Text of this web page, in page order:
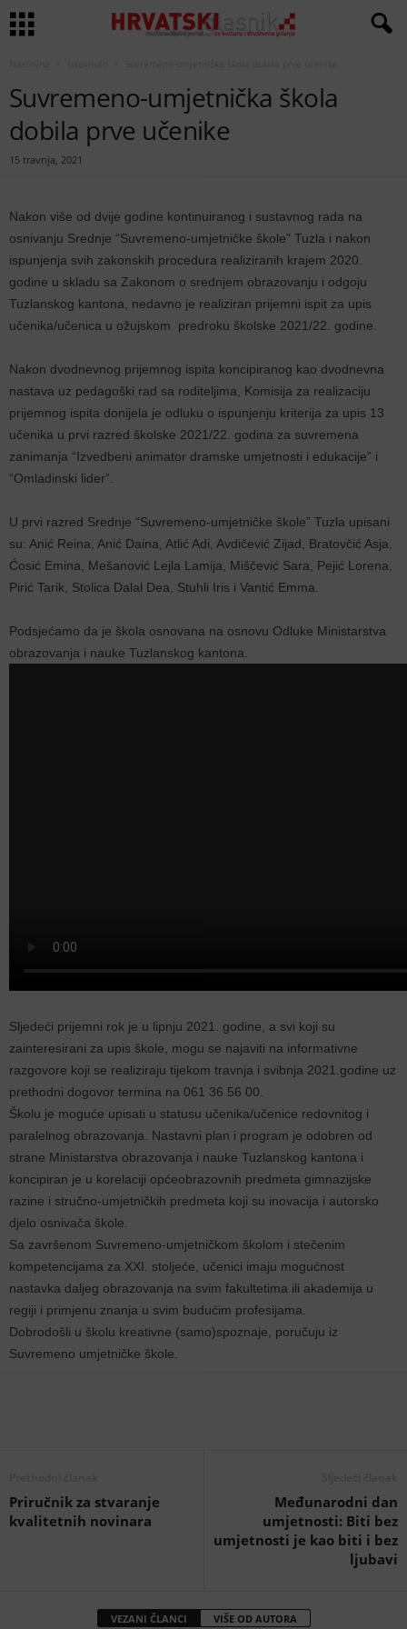
Suvremeno-umjetnička škola
dobila prve učenike
15 travnja, 2021
Nakon više od dvije godine kontinuiranog i sustavnog rada na
osnivanju Srednje “Suvremeno-umjetničke škole” Tuzla i nakon
ispunjenja svih zakonskih procedura realiziranih krajem 2020.
godine u skladu sa Zakonom o srednjem obrazovanju i odgoju
Tuzlanskog kantona, nedavno je realiziran prijemni ispit za upis
učenika/učenica u ožujskom predroku školske 2021/22. godine.
Nakon dvodnevnog prijemnog ispita koncipiranog kao dvodnevna
nastava uz pedagoški rad sa roditeljima, Komisija za realizaciju
prijemnog ispita donijela je odluku o ispunjenju kriterija za upis 13
učenika u prvi razred školske 2021/22. godina za suvremena
zanimanja “Izvedbeni animator dramske umjetnosti i edukacije” i
“Omladinski lider”.
U prvi razred Srednje “Suvremeno-umjetničke škole” Tuzla upisani
su: Anić Reina, Anić Daina, Atlić Adi, Avdičević Zijad, Bratovčić Asja,
Ćosić Emina, Mešanović Lejla Lamija, Miščević Sara, Pejić Lorena,
Pirić Tarik, Stolica Dalal Dea, Stuhli Iris i Vantić Emma.
Podsjećamo da je škola osnovana na osnovu Odluke Ministarstva
obrazovanja i nauke Tuzlanskog kantona.
Sljedeći prijemni rok je u lipnju 2021. godine, a svi koji su
zainteresirani za upis škole, mogu se najaviti na informativne
razgovore koji se realiziraju tijekom travnja i svibnja 2021.godine uz
prethodni dogovor termina na 061 36 56 00.
Školu je moguće upisati u statusu učenika/učenice redovnitog i
paralelnog obrazovanja. Nastavni plan i program je odobren od
strane Ministarstva obrazovanja i nauke Tuzlanskog kantona i
koncipiran je u korelaciji općeobrazovnih predmeta gimnazijske
razine i stručno-umjetničkih predmeta koji su inovacija i autorsko
djelo osnivača škole.
Sa završenom Suvremeno-umjetničkom školom i stečenim
kompetencijama za XXI. stoljeće, učenici imaju mogućnost
nastavka daljeg obrazovanja na svim fakultetima ili akademija u
regiji i primjenu znanja u svim budućim profesijama.
Dobrodošli u školu kreativne (samo)spoznaje, poručuju iz
Suvremeno umjetničke škole.
Priručnik za stvaranje
kvalitetnih novinara
Međunarodni dan
umjetnosti: Biti bez
umjetnosti je kao biti i bez
ljubavi
VEZANI ČLANCI VIŠE OD AUTORA